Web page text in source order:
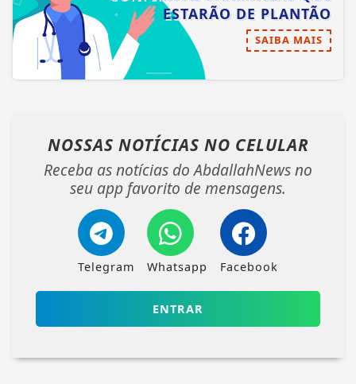
ESTARÃO DE PLANTÃO
SAIBA MAIS
NOSSAS NOTÍCIAS NO CELULAR
Receba as notícias do AbdallahNews no
seu app favorito de mensagens.
Telegram Whatsapp Facebook
ENTRAR